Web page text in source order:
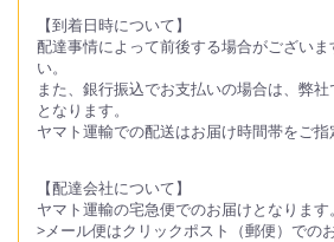
【到着日時について】
配達事情によって前後する場合がございま
い。
また、銀行振込でお支払いの場合は、弊
となります。
ヤマト運輸での配送はお届け時間帯をご指
【配達会社について】
ヤマト運輸の宅急便でのお届けとなります。
>メール便はクリックポスト（郵便）での